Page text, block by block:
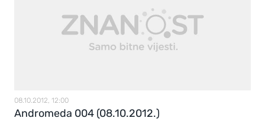
08.10.2012, 12:00
Andromeda 004 (08.10.2012.)